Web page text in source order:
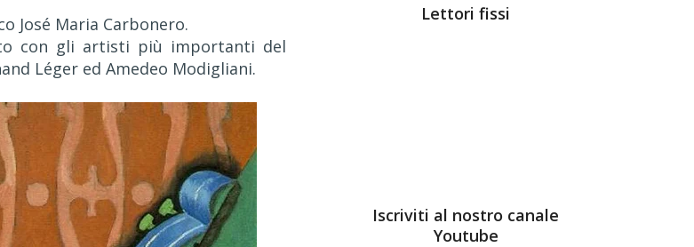
José Maria Carbonero.
con gli artisti più importanti del
Léger ed Amedeo Modigliani.
Lettori fissi
Iscriviti al nostro canale
Youtube